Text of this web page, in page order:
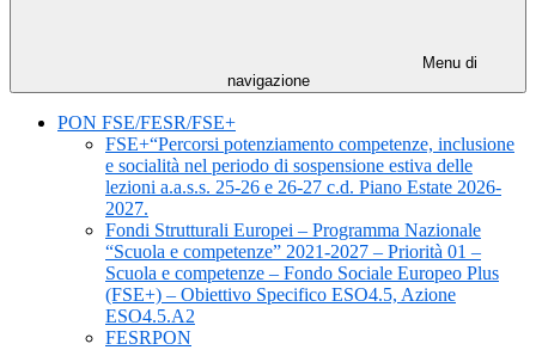
Menu di
navigazione
PON FSE/FESR/FSE+
FSE+“Percorsi potenziamento competenze, inclusione
e socialità nel periodo di sospensione estiva delle
lezioni a.a.s.s. 25-26 e 26-27 c.d. Piano Estate 2026-
2027.
Fondi Strutturali Europei – Programma Nazionale
“Scuola e competenze” 2021-2027 – Priorità 01 –
Scuola e competenze – Fondo Sociale Europeo Plus
(FSE+) – Obiettivo Specifico ESO4.5, Azione
ESO4.5.A2
FESRPON